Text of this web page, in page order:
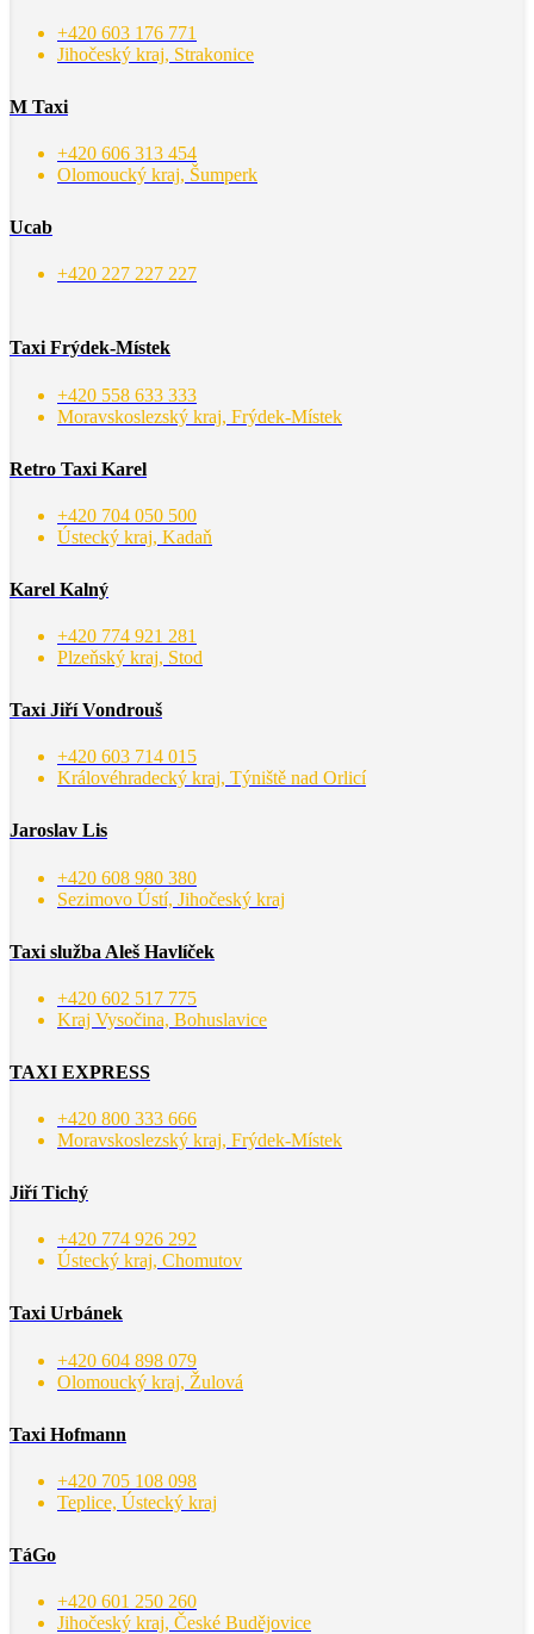
+420 603 176 771
Jihočeský kraj, Strakonice
M Taxi
+420 606 313 454
Olomoucký kraj, Šumperk
Ucab
+420 227 227 227
Taxi Frýdek-Místek
+420 558 633 333
Moravskoslezský kraj, Frýdek-Místek
Retro Taxi Karel
+420 704 050 500
Ústecký kraj, Kadaň
Karel Kalný
+420 774 921 281
Plzeňský kraj, Stod
Taxi Jiří Vondrouš
+420 603 714 015
Královéhradecký kraj, Týniště nad Orlicí
Jaroslav Lis
+420 608 980 380
Sezimovo Ústí, Jihočeský kraj
Taxi služba Aleš Havlíček
+420 602 517 775
Kraj Vysočina, Bohuslavice
TAXI EXPRESS
+420 800 333 666
Moravskoslezský kraj, Frýdek-Místek
Jiří Tichý
+420 774 926 292
Ústecký kraj, Chomutov
Taxi Urbánek
+420 604 898 079
Olomoucký kraj, Žulová
Taxi Hofmann
+420 705 108 098
Teplice, Ústecký kraj
TáGo
+420 601 250 260
Jihočeský kraj, České Budějovice